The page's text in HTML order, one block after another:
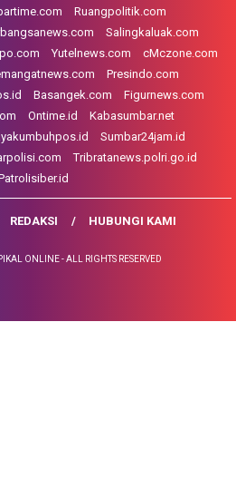
Ruangpolitik.com
Salingkaluak.com
Yutelnews.com
cMczone.com
Presindo.com
Basangek.com
Figurnews.com
Ontime.id
Kabasumbar.net
Sumbar24jam.id
Tribratanews.polri.go.id
REDAKSI HUBUNGI KAMI
ONLINE - ALL RIGHTS RESERVED